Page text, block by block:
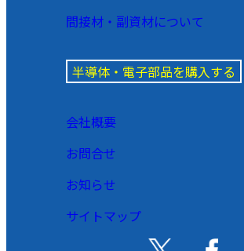
間接材・副資材について
半導体・電子部品を購入する
会社概要
お問合せ
お知らせ
サイトマップ